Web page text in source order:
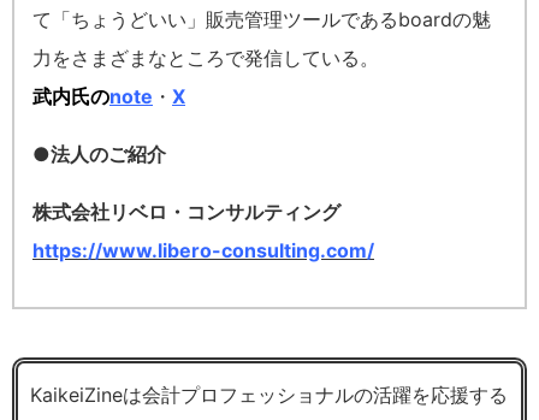
て「ちょうどいい」販売管理ツールであるboardの魅
力をさまざまなところで発信している。
武内氏のnote ・ X
●法人のご紹介
株式会社リベロ・コンサルティング
https://www.libero-consulting.com/
KaikeiZineは会計プロフェッショナルの活躍を応援する